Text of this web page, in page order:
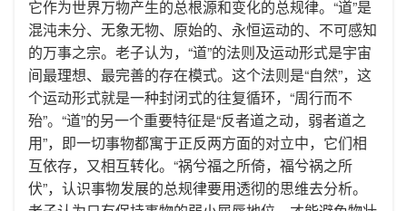
它作为世界万物产生的总根源和变化的总规律。“道”是
混沌未分、无象无物、原始的、永恒运动的、不可感知
的万事之宗。老子认为，“道”的法则及运动形式是宇宙
间最理想、最完善的存在模式。这个法则是“自然”，这
个运动形式就是一种封闭式的往复循环，“周行而不
殆”。“道”的另一个重要特征是“反者道之动，弱者道之
用”，即一切事物都寓于正反两方面的对立中，它们相
互依存，又相互转化。“祸兮福之所倚，福兮祸之所
伏”，认识事物发展的总规律要用透彻的思维去分析。